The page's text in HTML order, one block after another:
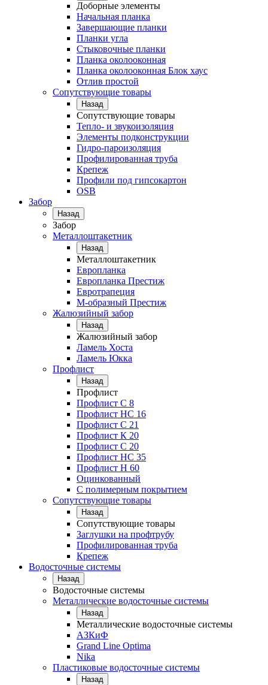
Доборные элементы
Начальная планка
Завершающие планки
Планки угла
Стыковочные планки
Планка околооконная
Планка околооконная Блок хаус
Отлив простой
Сопутствующие товары
Назад
Сопутствующие товары
Тепло- и звукоизоляция
Элементы подконструкции
Гидро-пароизоляция
Профилированная труба
Крепеж
Профили под гипсокартон
OSB
Забор
Назад
Забор
Металлоштакетник
Назад
Металлоштакетник
Европланка
Европланка Престиж
Евротрапеция
М-образный Престиж
Жалюзийный забор
Назад
Жалюзийный забор
Ламель Хоста
Ламель Юкка
Профлист
Назад
Профлист
Профлист С 8
Профлист НС 16
Профлист C 21
Профлист К 20
Профлист С 20
Профлист НС 35
Профлист Н 60
Оцинкованный
С полимерным покрытием
Сопутствующие товары
Назад
Сопутствующие товары
Заглушки на профтрубу
Профилированная труба
Крепеж
Водосточные системы
Назад
Водосточные системы
Металлические водосточные системы
Назад
Металлические водосточные системы
АЗКиФ
Grand Line Optima
Nika
Пластиковые водосточные системы
Назад